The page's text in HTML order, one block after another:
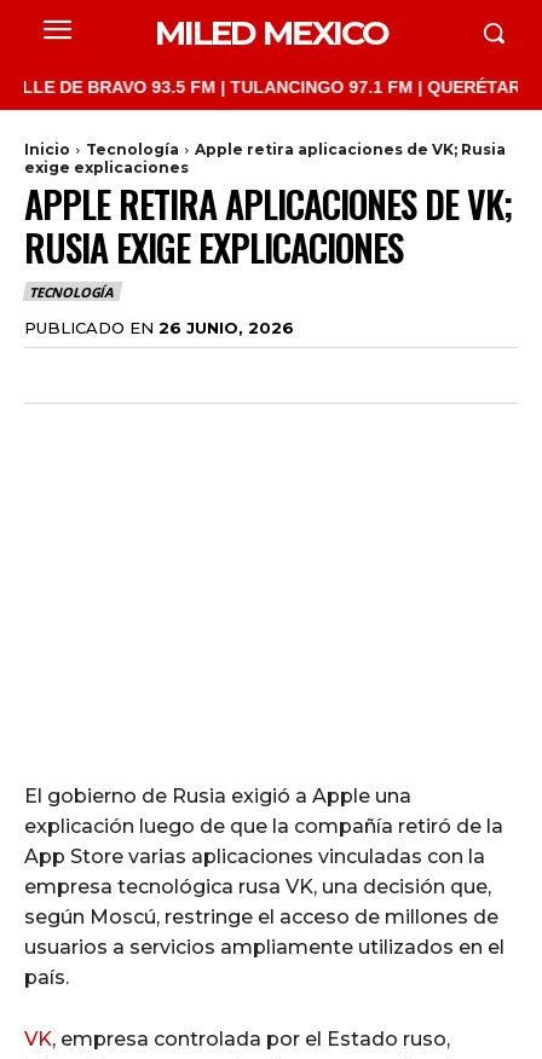
MILED MEXICO
BRAVO 93.5 FM | TULANCINGO 97.1 FM | QUERÉTARO
Inicio Tecnología
Apple retira aplicaciones de VK; Rusia
exige explicaciones
APPLE RETIRA APLICACIONES DE VK;
RUSIA EXIGE EXPLICACIONES
TECNOLOGÍA
PUBLICADO EN 26 JUNIO, 2026
El gobierno de Rusia exigió a Apple una
explicación luego de que la compañía retiró de la
App Store varias aplicaciones vinculadas con la
empresa tecnológica rusa VK, una decisión que,
según Moscú, restringe el acceso de millones de
usuarios a servicios ampliamente utilizados en el
país.
VK, empresa controlada por el Estado ruso,